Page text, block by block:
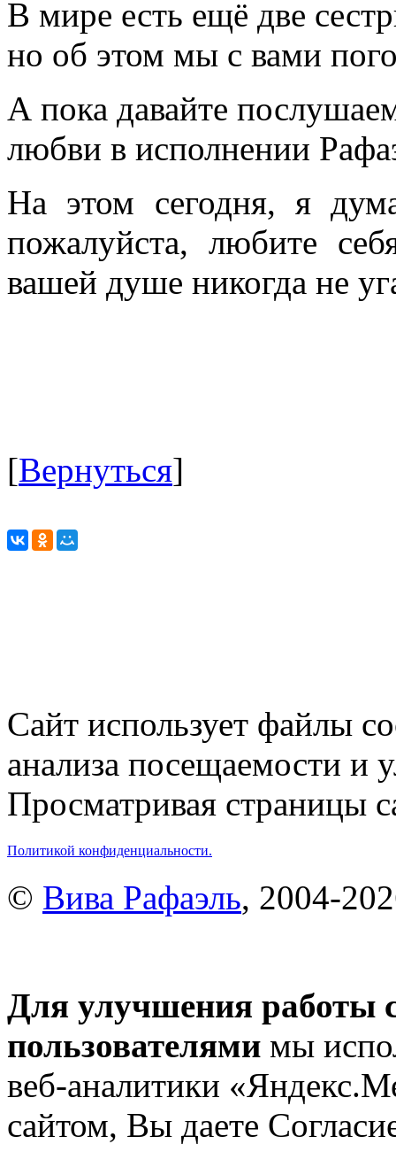
В мире есть ещё две
но об этом мы с вами
А пока давайте
любви в исполнении
На этом сегодня, я
пожалуйста, любите
вашей душе никогда не
[Вернуться]
Сайт использует файлы
анализа посещаемости и
Просматривая страницы
Политикой конфиденциальности.
© Вива Рафаэль, 2004-
Для улучшения работы
пользователями мы
веб-аналитики
сайтом, Вы даете